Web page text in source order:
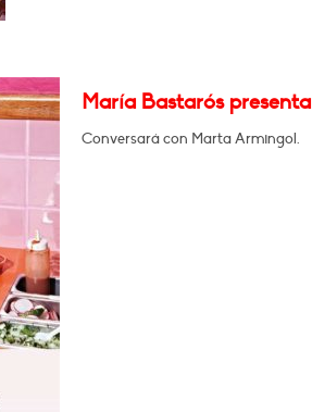
María Bastarós presenta
Conversará con Marta Armingol.